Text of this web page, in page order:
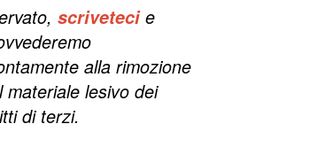
scriveteci e
alla rimozione
materiale lesivo dei
di terzi.